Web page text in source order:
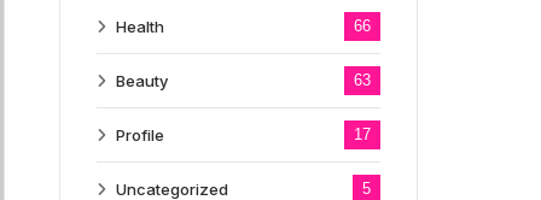
Health 66
Beauty 63
Profile 17
Uncategorized 5